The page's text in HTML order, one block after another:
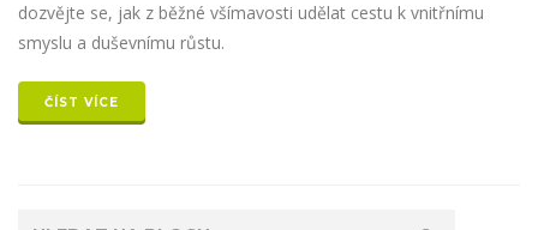
dozvějte se, jak z běžné všímavosti udělat cestu k vnitřnímu
smyslu a duševnímu růstu.
ČÍST VÍCE